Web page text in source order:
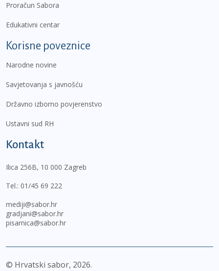
Proračun Sabora
Edukativni centar
Korisne poveznice
Narodne novine
Savjetovanja s javnošću
Državno izborno povjerenstvo
Ustavni sud RH
Kontakt
Ilica 256B, 10 000 Zagreb
Tel.: 01/45 69 222
mediji@sabor.hr
gradjani@sabor.hr
pisarnica@sabor.hr
© Hrvatski sabor, 2026